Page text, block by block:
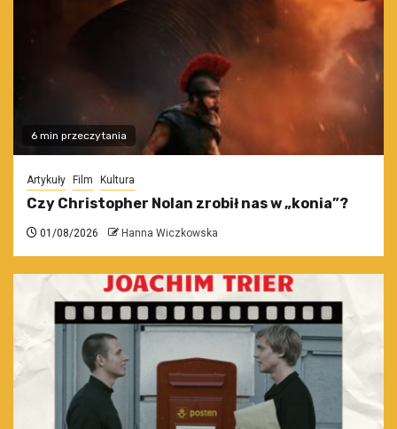
6 min przeczytania
Artykuły Film Kultura
Czy Christopher Nolan zrobił nas w „konia”?
01/08/2026 Hanna Wiczkowska